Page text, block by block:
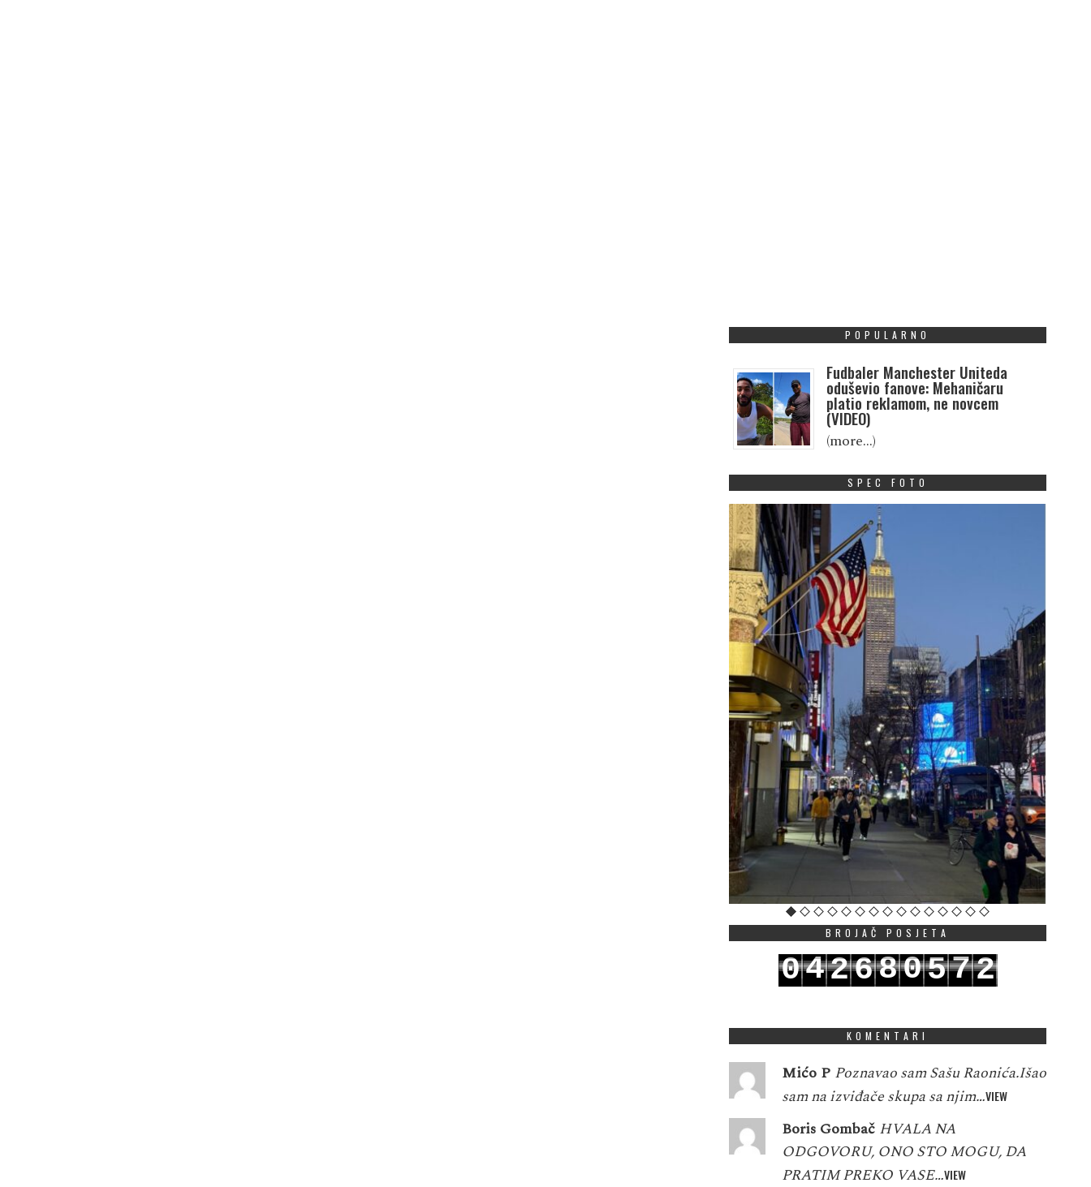
POPULARNO
Fudbaler Manchester Uniteda
oduševio fanove: Mehaničaru
platio reklamom, ne novcem
(VIDEO)
(more…)
SPEC FOTO
BROJAČ POSJETA
042680572
KOMENTARI
Mićo P Poznavao sam Sašu Raonića.Išao
sam na izviđače skupa sa njim…VIEW
Boris Gombač HVALA NA
ODGOVORU, ONO STO MOGU, DA
PRATIM PREKO VASE…VIEW